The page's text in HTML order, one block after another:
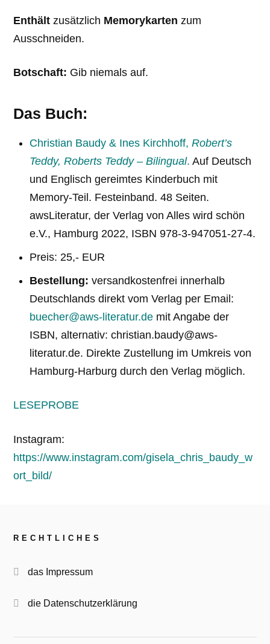
Enthält zusätzlich Memorykarten zum
Ausschneiden.
Botschaft: Gib niemals auf.
Das Buch:
Christian Baudy & Ines Kirchhoff, Robert’s
Teddy, Roberts Teddy – Bilingual. Auf Deutsch
und Englisch gereimtes Kinderbuch mit
Memory-Teil. Festeinband. 48 Seiten.
awsLiteratur, der Verlag von Alles wird schön
e.V., Hamburg 2022, ISBN 978-3-947051-27-4.
Preis: 25,- EUR
Bestellung: versandkostenfrei innerhalb
Deutschlands direkt vom Verlag per Email:
buecher@aws-literatur.demit Angabe der
ISBN, alternativ: christian.baudy@aws-
literatur.de. Direkte Zustellung im Umkreis von
Hamburg-Harburg durch den Verlag möglich.
LESEPROBE
Instagram:
https://www.instagram.com/gisela_chris_baudy_w
ort_bild/
RECHTLICHES
das Impressum
die Datenschutzerklärung